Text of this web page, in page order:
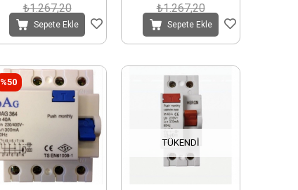
₺1.267,20
Sepete Ekle
₺1.267,20
Sepete Ekle
%50
TÜKENDI